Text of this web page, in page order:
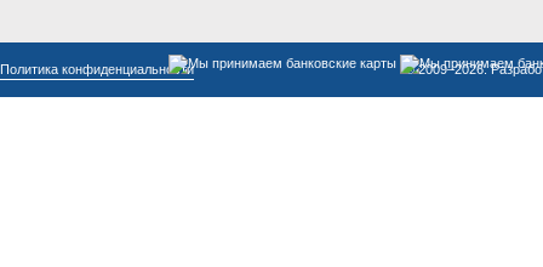
Политика конфиденциальности © 2009–2026.